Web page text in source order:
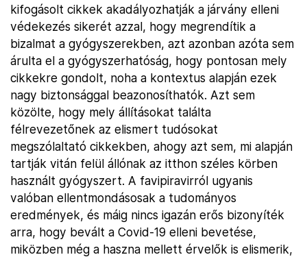
kifogásolt cikkek akadályozhatják a járvány elleni
védekezés sikerét azzal, hogy megrendítik a
bizalmat a gyógyszerekben, azt azonban azóta sem
árulta el a gyógyszerhatóság, hogy pontosan mely
cikkekre gondolt, noha a kontextus alapján ezek
nagy biztonsággal beazonosíthatók. Azt sem
közölte, hogy mely állításokat találta
félrevezetőnek az elismert tudósokat
megszólaltató cikkekben, ahogy azt sem, mi alapján
tartják vitán felül állónak az itthon széles körben
használt gyógyszert. A favipiravirról ugyanis
valóban ellentmondásosak a tudományos
eredmények, és máig nincs igazán erős bizonyíték
arra, hogy bevált a Covid-19 elleni bevetése,
miközben még a haszna mellett érvelők is elismerik,